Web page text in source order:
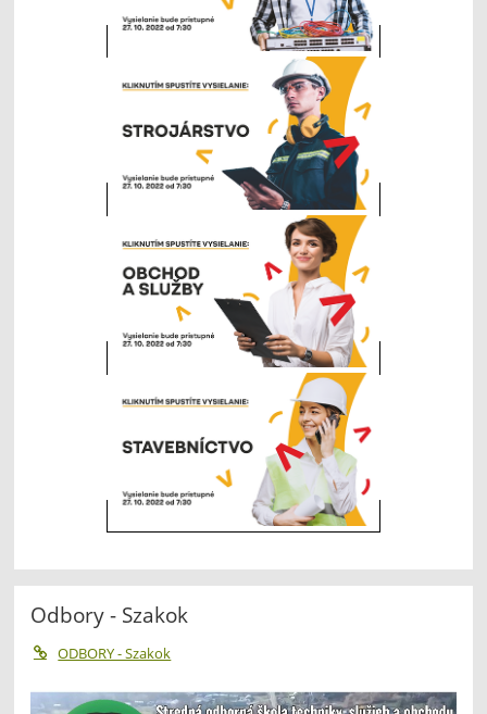
Odbory - Szakok
ODBORY - Szakok